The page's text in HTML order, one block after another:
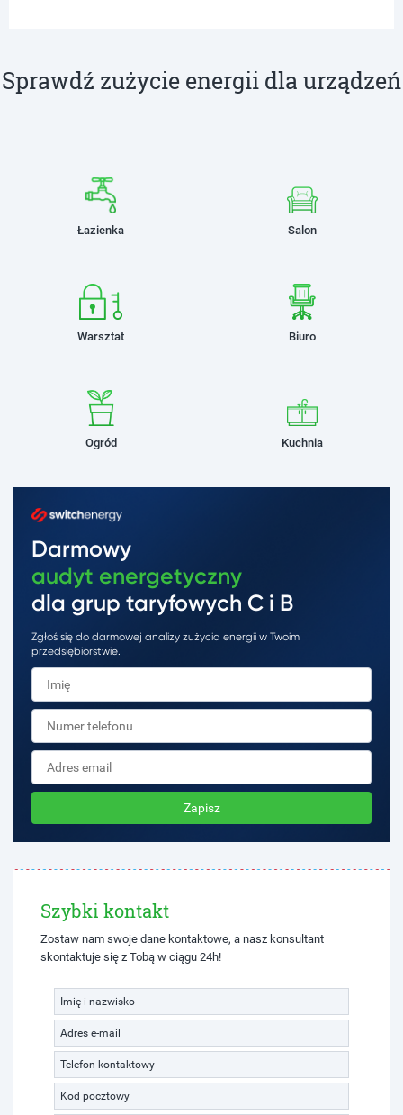
Sprawdź zużycie energii dla urządzeń
Łazienka Salon
Warsztat Biuro
Ogród Kuchnia
Darmowy
audyt energetyczny
dla grup taryfowych C i B
Zgłoś się do darmowej analizy zużycia energii w Twoim
przedsiębiorstwie.
Zapisz
Szybki kontakt
Zostaw nam swoje dane kontaktowe, a nasz konsultant
skontaktuje się z Tobą w ciągu 24h!